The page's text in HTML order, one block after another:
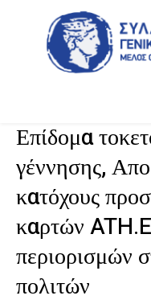
Επίδομα
γέννησης,
κατόχους
καρτών
περιορισμών
πολιτών